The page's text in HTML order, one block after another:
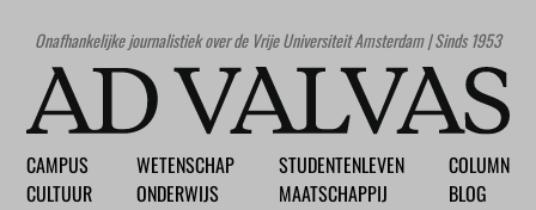
Onafhankelijke journalistiek over de Vrije Universiteit Amsterdam | Sinds 1953
CAMPUS
CULTUUR
WETENSCHAP
ONDERWIJS
STUDENTENLEVEN
MAATSCHAPPIJ
COLUMN
BLOG